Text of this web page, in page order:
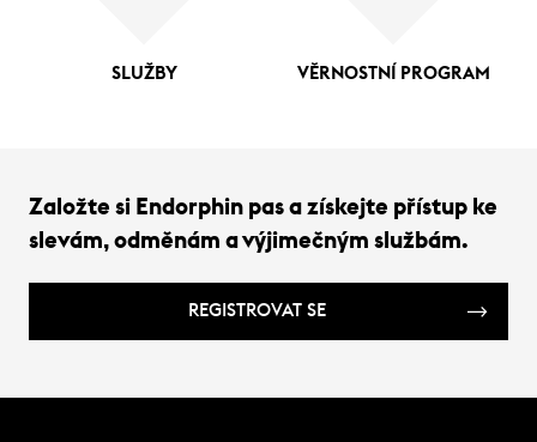
SLUŽBY VĚRNOSTNÍ PROGRAM
Založte si Endorphin pas a získejte přístup ke
slevám, odměnám a výjimečným službám.
REGISTROVAT SE